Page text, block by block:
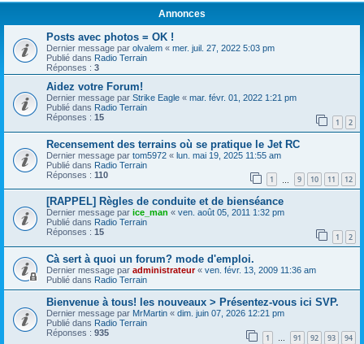
Annonces
Posts avec photos = OK !
Dernier message par olvalem « mer. juil. 27, 2022 5:03 pm
Publié dans Radio Terrain
Réponses : 3
Aidez votre Forum!
Dernier message par Strike Eagle « mar. févr. 01, 2022 1:21 pm
Publié dans Radio Terrain
Réponses : 15 1 2
Recensement des terrains où se pratique le Jet RC
Dernier message par tom5972 « lun. mai 19, 2025 11:55 am
Publié dans Radio Terrain
Réponses : 110 1 9 10 11 12
[RAPPEL] Règles de conduite et de bienséance
Dernier message par ice_man « ven. août 05, 2011 1:32 pm
Publié dans Radio Terrain
Réponses : 15 1 2
Cà sert à quoi un forum? mode d'emploi.
Dernier message par administrateur« ven. févr. 13, 2009 11:36 am
Publié dans Radio Terrain
Bienvenue à tous! les nouveaux > Présentez-vous ici SVP.
Dernier message par MrMartin « dim. juin 07, 2026 12:21 pm
Publié dans Radio Terrain
Réponses : 935 1 … 91 92 93 94